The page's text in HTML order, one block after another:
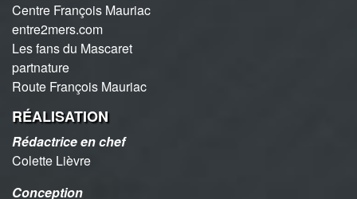
Centre François Mauriac
entre2mers.com
Les fans du Mascaret
partnature
Route François Mauriac
RÉALISATION
Rédactrice en chef
Colette Lièvre
Conception